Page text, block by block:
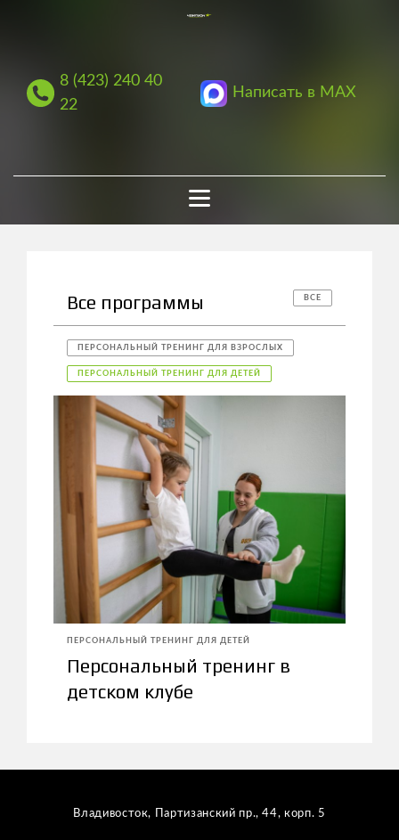
8 (423) 240 40
22
Написать в MAX
ВСЕ
Все программы
ПЕРСОНАЛЬНЫЙ ТРЕНИНГ ДЛЯ ВЗРОСЛЫХ
ПЕРСОНАЛЬНЫЙ ТРЕНИНГ ДЛЯ ДЕТЕЙ
ПЕРСОНАЛЬНЫЙ ТРЕНИНГ ДЛЯ ДЕТЕЙ
Персональный тренинг в
детском клубе
Владивосток, Партизанский пр., 44, корп. 5